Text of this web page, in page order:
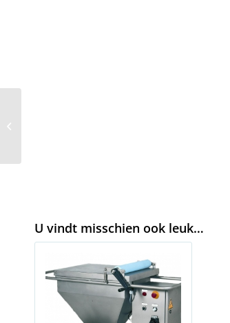
U vindt misschien ook leuk…